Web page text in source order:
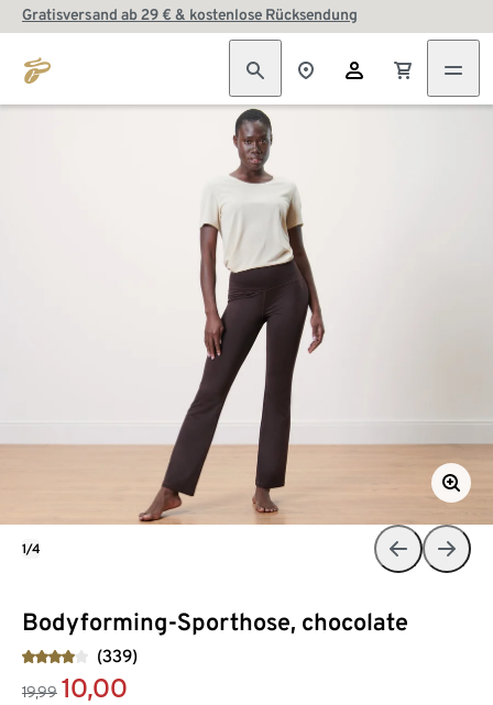
Gratisversand ab 29 € & kostenlose Rücksendung
Bodyforming-Sporthose, chocolate
(339)
19,99 10,00
1/4